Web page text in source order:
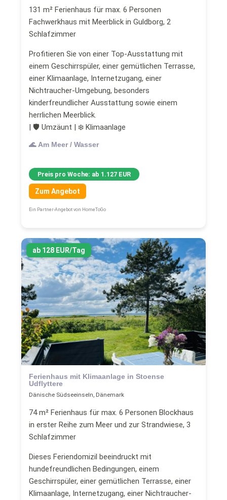
131 m² Ferienhaus für max. 6 Personen
Fachwerkhaus mit Meerblick in Guldborg, 2
Schlafzimmer
Profitieren Sie von einer Top-Ausstattung mit
einem Geschirrspüler, einer gemütlichen Terrasse,
einer Klimaanlage, Internetzugang, einer
Nichtraucher-Umgebung, besonders
kinderfreundlicher Ausstattung sowie einem
herrlichen Meerblick.
| 🛡 Umzäunt | ❄ Klimaanlage
🌊 Am Meer / Wasser
Preis pro Woche: ab 1.127 EUR
Zum Angebot
Ein Partner-Angebot von HomeToGo
ab 128 EUR/Tag
Ferienhaus mit Klimaanlage in Stoense
Udflyttere
Dänische Südseeinseln, Dänemark
74 m² Ferienhaus für max. 6 Personen Blockhaus
in erster Reihe zum Meer und zur Strandwiese, 3
Schlafzimmer
Dieses Feriendomizil beeindruckt mit
hundefreundlichen Bedingungen, einem
Geschirrspüler, einer gemütlichen Terrasse, einer
Klimaanlage, Internetzugang, einer Nichtraucher-